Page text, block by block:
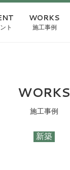
ト
WORKS
施工事例
WORKS
施工事例
新築